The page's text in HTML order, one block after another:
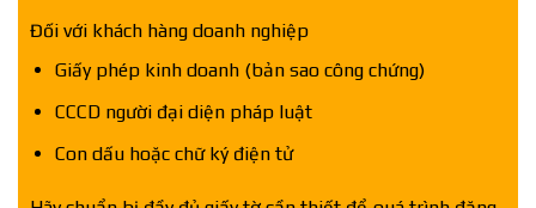
Đối với khách hàng doanh nghiệp
Giấy phép kinh doanh (bản sao công chứng)
CCCD người đại diện pháp luật
Con dấu hoặc chữ ký điện tử